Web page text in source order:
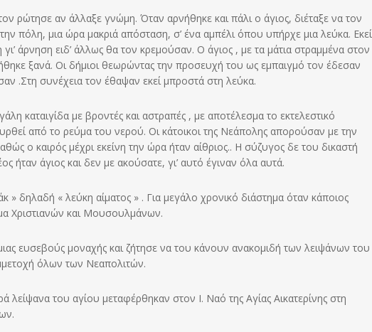
ρώτησε αν άλλαξε γνώμη. Όταν αρνήθηκε και πάλι ο άγιος, διέταξε να τον
πόλη, μια ώρα μακριά απόσταση, σ’ ένα αμπέλι όπου υπήρχε μια λεύκα. Εκεί
άρνηση ειδ’ άλλως θα τον κρεμούσαν. Ο άγιος , με τα μάτια στραμμένα στον
ξανά. Οι δήμιοι θεωρώντας την προσευχή του ως εμπαιγμό τον έδεσαν
.Στη συνέχεια τον έθαψαν εκεί μπροστά στη λεύκα.
καταιγίδα με βροντές και αστραπές , με αποτέλεσμα το εκτελεστικό
από το ρεύμα του νερού. Οι κάτοικοι της Νεάπολης απορούσαν με την
ο καιρός μέχρι εκείνη την ώρα ήταν αίθριος.. Η σύζυγος δε του δικαστή
ήταν άγιος και δεν με ακούσατε, γι’ αυτό έγιναν όλα αυτά.
» δηλαδή « λεύκη αίματος » . Για μεγάλο χρονικό διάστημα όταν κάποιος
Χριστιανών και Μουσουλμάνων.
ευσεβούς μοναχής και ζήτησε να του κάνουν ανακομιδή των λειψάνων του
όλων των Νεαπολιτών.
του αγίου μεταφέρθηκαν στον Ι. Ναό της Αγίας Αικατερίνης στη